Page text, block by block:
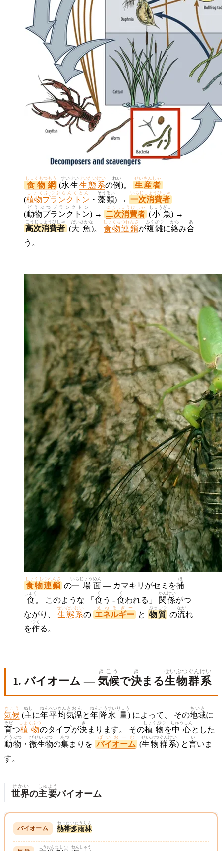
食物網
しょくもつもう
(水
すい
生
せい
生態系
せいたいけい
の例
れい
)。 生産者
せいさんしゃ
(植物プランクトン
しょくぶつぷらんくとん
・ 藻類
そうるい
) → 一次消費者
いちじしょうひしゃ
(動物プランクトン
どうぶつプランクトン
) → 二次消費者
にじしょうひしゃ
(小
しょう
魚
ぎょ
) →
高次消費者
こうじしょうひしゃ
(大
だい
魚
さかな
)。 食物連鎖
しょくもつれんさ
が複
ふく
雑
ざつ
に絡
から
み合
あ
う。
食物連鎖
しょくもつれんさ
の一場
いちじょう
面
めん
— カマキリがセミを捕
ほ
食
しょく
。 このような 「 食
く
う - 食
く
われる」 関
かん
係
けい
がつ
ながり、 生態系
せいたいけい
の エネルギー
えねるぎー
と 物
ぶっ
質
しつ
の流
なが
れ
を作
つく
る。
1. バイオーム — 気候
きこう
で決
き
まる生物
せいぶつ
群
ぐん
系
けい
気候
きこう
(主
ぬし
に年
ねん
平均
へいきん
気温
きおん
と年
ねん
降水
こうすい
量
りょう
) によって、 その地域
ちいき
に
育
そだ
つ植物
しょくぶつ
のタイプが決
き
まります。 その植物
しょくぶつ
を中心
ちゅうしん
とした
動物
どうぶつ
・ 微生物
びせいぶつ
の集
あつ
まりを バイオーム
ばいおーむ
(生物群系
せいぶつぐんけい
) と言
い
いま
す。
世界
せかい
の主要
しゅよう
バイオーム
熱帯多雨林
ねったいたうりん
こうおんたしつ ねんじゅう